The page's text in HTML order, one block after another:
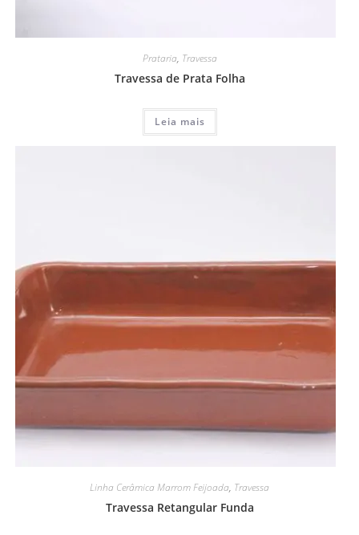
Prataria, Travessa
Travessa de Prata Folha
Leia mais
Linha Cerâmica Marrom Feijoada, Travessa
Travessa Retangular Funda